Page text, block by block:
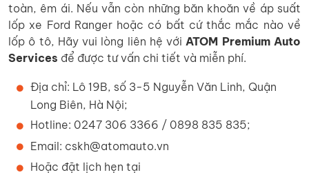
toàn, êm ái. Nếu vẫn còn những băn khoăn về áp suất
lốp xe Ford Ranger hoặc có bất cứ thắc mắc nào về
lốp ô tô, Hãy vui lòng liên hệ với ATOM Premium Auto
Services để được tư vấn chi tiết và miễn phí.
Địa chỉ: Lô 19B, số 3-5 Nguyễn Văn Linh, Quận
Long Biên, Hà Nội;
Hotline: 0247 306 3366 / 0898 835 835;
Email: cskh@atomauto.vn
Hoặc đặt lịch hẹn tại